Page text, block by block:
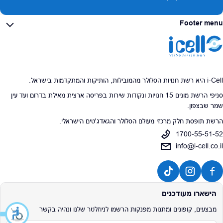
Footer menu
i-Cell היא רשת חנויות הסלולר מהמובילות, הותיקות והמתקדמות בישראל.
סניפי הרשת מונים 15 חנויות ונקודות שירות בפריסה ארצית מאילת בדרום ועד עין
שמר שבצפון.
הרשת תופסת חלק מרכזי מעולם הסלולר והגאדג'טים הישראלי.
1700-55-51-52
info@i-cell.co.il
הישארו מעודכנים
מבצעים, קופונים ומתנות מפנקות הרשמו לניוזלטר שלנו ונהיה בקשר